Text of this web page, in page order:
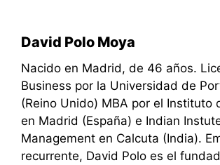
David Polo Moya
Nacido en Madrid, de 46 años.
Business por la Universidad de
(Reino Unido) MBA por el Instituto
en Madrid (España) e Indian
Management en Calcuta (India).
recurrente, David Polo es el